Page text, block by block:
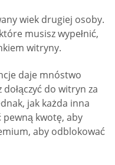
wiek drugiej osoby.
musisz wypełnić,
witryny.
daje mnóstwo
do witryn za
jak każda inna
pewną kwotę, aby
aby odblokować